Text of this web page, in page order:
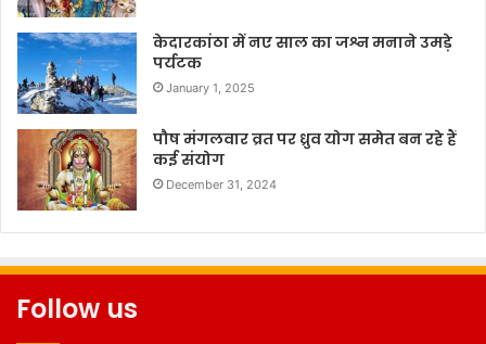
केदारकांठा में नए साल का जश्न मनाने उमड़े
पर्यटक
January 1, 2025
पौष मंगलवार व्रत पर ध्रुव योग समेत बन रहे हैं
कई संयोग
December 31, 2024
Follow us